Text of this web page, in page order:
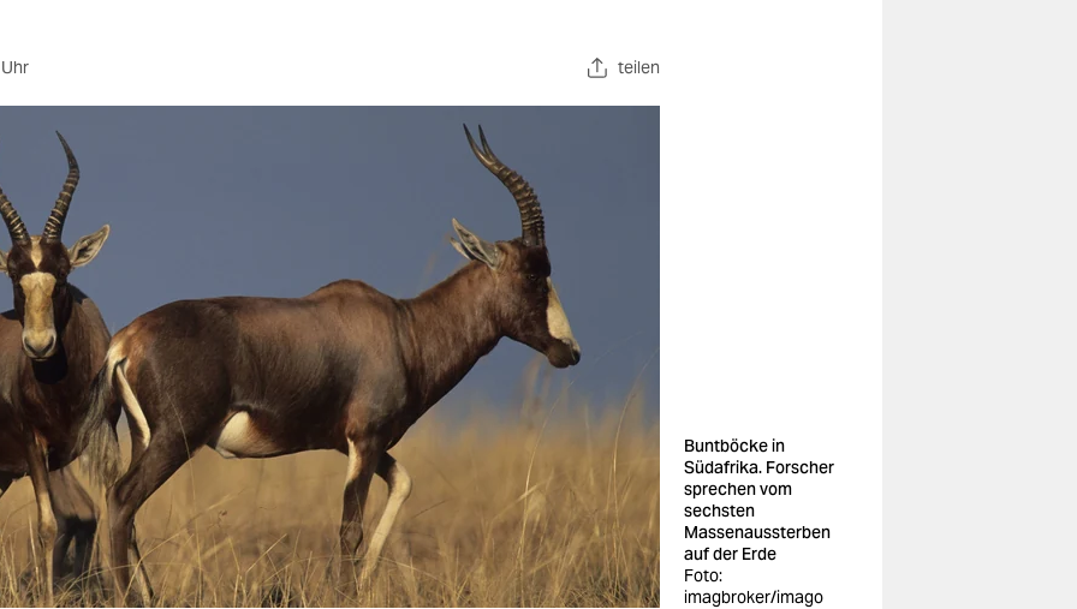
teilen
Buntböcke in
Südafrika. Forscher
sprechen vom
sechsten
Massenaussterben
auf der Erde
Foto:
imagbroker/imago